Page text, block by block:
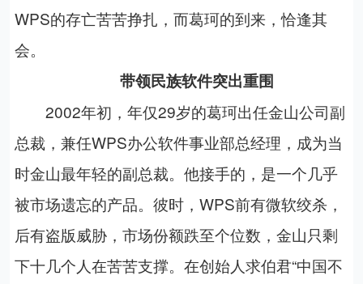
WPS的存亡苦苦挣扎，而葛珂的到来，恰逢其
会。
带领民族软件突出重围
2002年初，年仅29岁的葛珂出任金山公司副
总裁，兼任WPS办公软件事业部总经理，成为当
时金山最年轻的副总裁。他接手的，是一个几乎
被市场遗忘的产品。彼时，WPS前有微软绞杀，
后有盗版威胁，市场份额跌至个位数，金山只剩
下十几个人在苦苦支撑。在创始人求伯君“中国不